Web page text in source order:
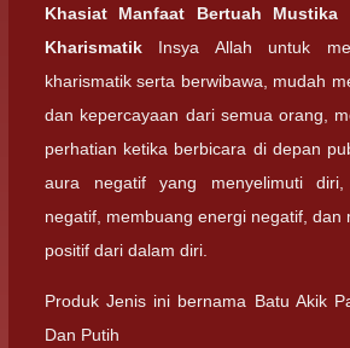
Khasiat Manfaat Bertuah Mustika
Kharismatik Insya Allah untuk
kharismatik serta berwibawa, mudah
dan kepercayaan dari semua orang,
perhatian ketika berbicara di depan
aura negatif yang menyelimuti diri,
negatif, membuang energi negatif, dan
positif dari dalam diri.
Produk Jenis ini bernama Batu Akik
Dan Putih